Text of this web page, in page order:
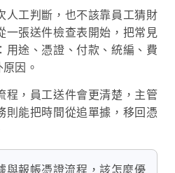
人工判斷，也不該靠員工猜財
一張送件檢查表開始，把常見
用途、憑證、付款、統編、費
因。
程，員工送件會更清楚，主管
則能把時間從追單據，移回憑
與報帳憑證流程，該怎麼優